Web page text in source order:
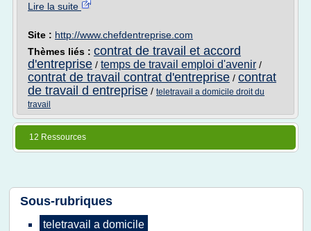
Lire la suite
Site : http://www.chefdentreprise.com
Thèmes liés : contrat de travail et accord
d'entreprise / temps de travail emploi d'avenir /
contrat de travail contrat d'entreprise / contrat
de travail d entreprise / teletravail a domicile droit du
travail
12 Ressources
Sous-rubriques
teletravail a domicile